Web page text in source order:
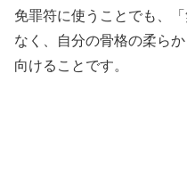
免罪符に使うことでも、
なく、自分の骨格の柔ら
向けることです。